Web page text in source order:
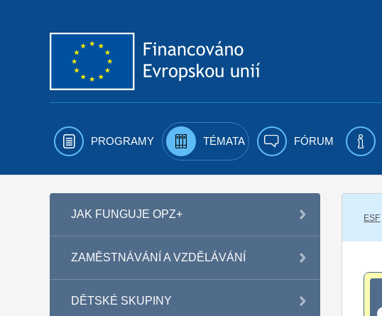
PROGRAMY TÉMATA FÓRUM
JAK FUNGUJE OPZ+
ZAMĚSTNÁVÁNÍ A VZDĚLÁVÁNÍ
DĚTSKÉ SKUPINY
ESF